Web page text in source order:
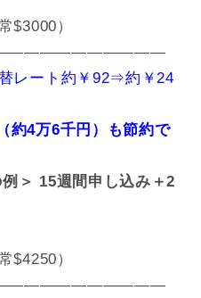
）
ート約￥92⇒約￥24
約4万6千円）も節約で
＞ 15週間申し込み＋2
）